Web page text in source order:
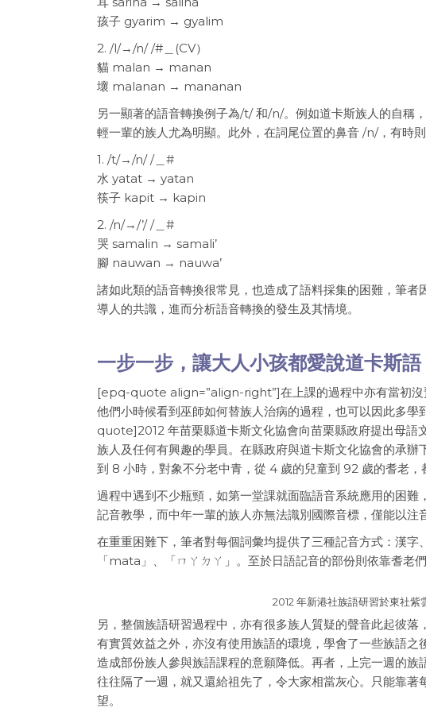
孩子 gyarim → gyalim
2. /l/→/n/ /#＿(CV）
貓 malan → manan
壞 malanan → mananan
另一顯著的語音轉換例子為/t/ 和/n/。例如道卡斯族人的自
輕一輩的族人尤為明顯。此外，在詞尾位置的鼻音 /n/，有時
1. /t/→/n/ /＿#
水 yatat → yatan
筷子 kapit → kapin
2. /n/→/’/ /＿#
哭 samalin → samali’
腳 nauwan → nauwa’
諸如此類的語音轉換很常見，也造成了語料採集的困難，筆
導人的共識，進而分析語音轉換的發生及其情境。
一步一步，讓大人小孩都愛說道卡斯語
[epq-quote align=”align-right”]在上課的過程中亦有當初沒
他們小時候看到巫師如何替族人治病的過程，也可以因此多
quote]2012 年苗栗縣道卡斯文化協會向苗栗縣政府提出母語
族人及任何有興趣的學員。在縣政府與道卡斯文化協會的承
到 8 小時，對象不分老中青，從 4 歲的兒童到 92 歲的耆老，
過程中遇到不少瓶頸，如第一堂課就面臨語音系統應用的困
記音教學，而中年一輩的族人亦無法識別國際音標，僅能以注
在重重困難下，筆者對每個詞彙均提供了三種記音方式：漢字
「mata」、「ㄇㄚㄉㄚ」。至於日語記音的部份則依靠耆老
2012 年新港社族語研習於東社紫
另，整個族語研習過程中，亦有很多族人質疑的聲音此起彼
有實質效益之外，亦沒有使用族語的環境，學會了一些族語
造成部份族人參與族語課程的意願降低。再者，上完一週的
往往隔了一週，就又還給祖先了，令大家相當灰心。只能靠
望。